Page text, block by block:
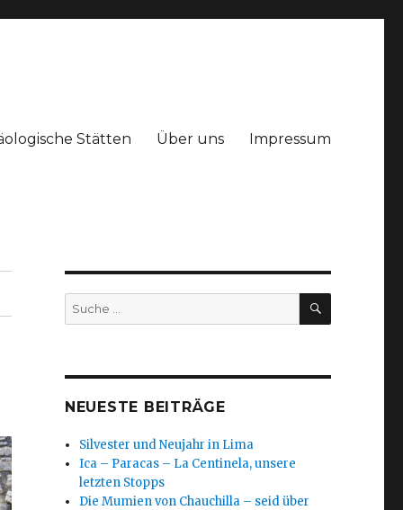
Stätten Über uns Impressum
Suche
nach:
SUCHEN
NEUESTE BEITRÄGE
Silvester und Neujahr in Lima
Ica – Paracas – La Centinela, unsere
letzten Stopps
Die Mumien von Chauchilla – seid über